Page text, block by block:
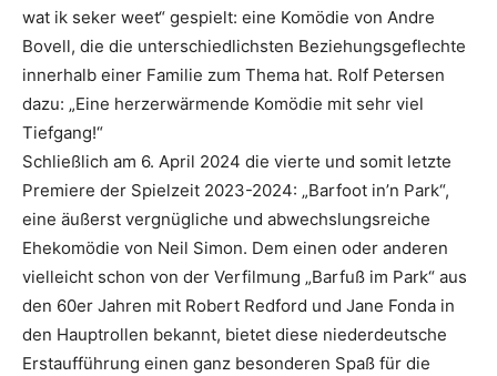
wat ik seker weet“ gespielt: eine Komödie von Andre
Bovell, die die unterschiedlichsten Beziehungsgeflechte
innerhalb einer Familie zum Thema hat. Rolf Petersen
dazu: „Eine herzerwärmende Komödie mit sehr viel
Tiefgang!“
Schließlich am 6. April 2024 die vierte und somit letzte
Premiere der Spielzeit 2023-2024: „Barfoot in’n Park“,
eine äußerst vergnügliche und abwechslungsreiche
Ehekomödie von Neil Simon. Dem einen oder anderen
vielleicht schon von der Verfilmung „Barfuß im Park“ aus
den 60er Jahren mit Robert Redford und Jane Fonda in
den Hauptrollen bekannt, bietet diese niederdeutsche
Erstaufführung einen ganz besonderen Spaß für die